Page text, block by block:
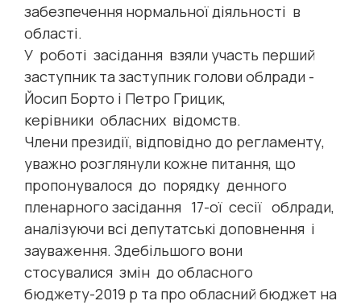
забезпечення нормальної діяльності в
області.
У роботі засідання взяли участь перший
заступник та заступник голови облради -
Йосип Борто і Петро Грицик,
керівники обласних відомств.
Члени президії, відповідно до регламенту,
уважно розглянули кожне питання, що
пропонувалося до порядку денного
пленарного засідання 17-ої сесії облради,
аналізуючи всі депутатські доповнення і
зауваження. Здебільшого вони
стосувалися змін до обласного
бюджету-2019 р та про обласний бюджет на